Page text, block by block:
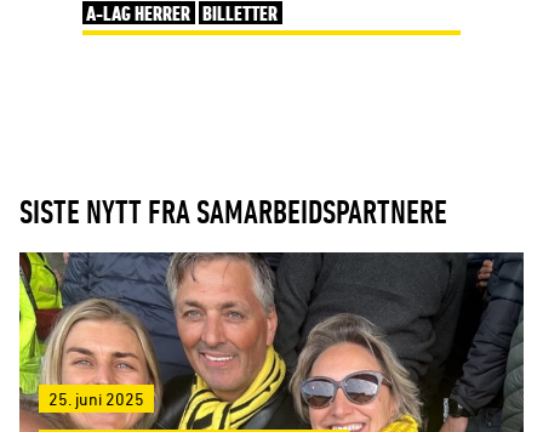
A-LAG HERRER BILLETTER
SISTE NYTT FRA SAMARBEIDSPARTNERE
25. juni 2025